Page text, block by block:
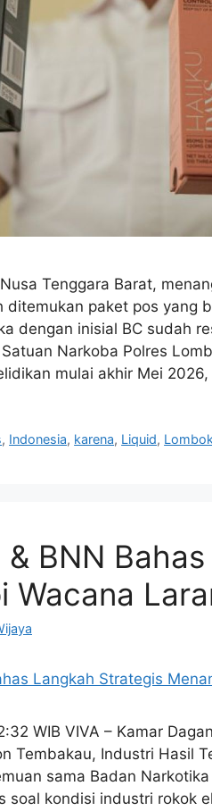
Tenggara Barat,
ditemukan paket pos yang
dengan inisial BC sudah
Narkoba Polres
mulai akhir Mei
, Indonesia, karena, Liquid, Lombok
BNN
Wacana
WIB VIVA – Kamar
Tembakau, Industri Hasil
sama Badan
soal kondisi industri rokok